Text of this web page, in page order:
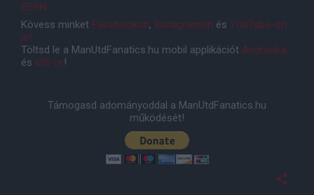
ESPN
Kövess minket Facebookon, Instagramon és YouTube-on
is!
Töltsd le a ManUtdFanatics.hu mobil applikációt Androidra
és iOS-re!
Támogasd adományoddal a ManUtdFanatics.hu
működését!